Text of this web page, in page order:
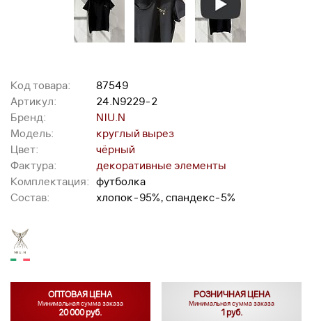
Код товара:
87549
Артикул:
24.N9229-2
Бренд:
NIU.N
Модель:
круглый вырез
Цвет:
чёрный
Фактура:
декоративные элементы
Комплектация:
футболка
Состав:
хлопок-95%, спандекс-5%
ОПТОВАЯ ЦЕНА
Минимальная сумма заказа
20 000 руб.
РОЗНИЧНАЯ ЦЕНА
Минимальная сумма заказа
1 руб.